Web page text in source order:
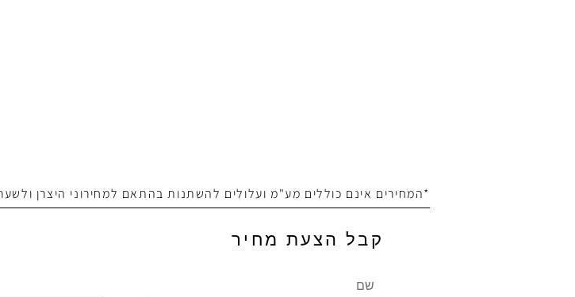
*המחירים אינם כוללים מע"מ ועלולים להשתנות בהתאם למחירוני היצרן
קבל הצעת מחיר